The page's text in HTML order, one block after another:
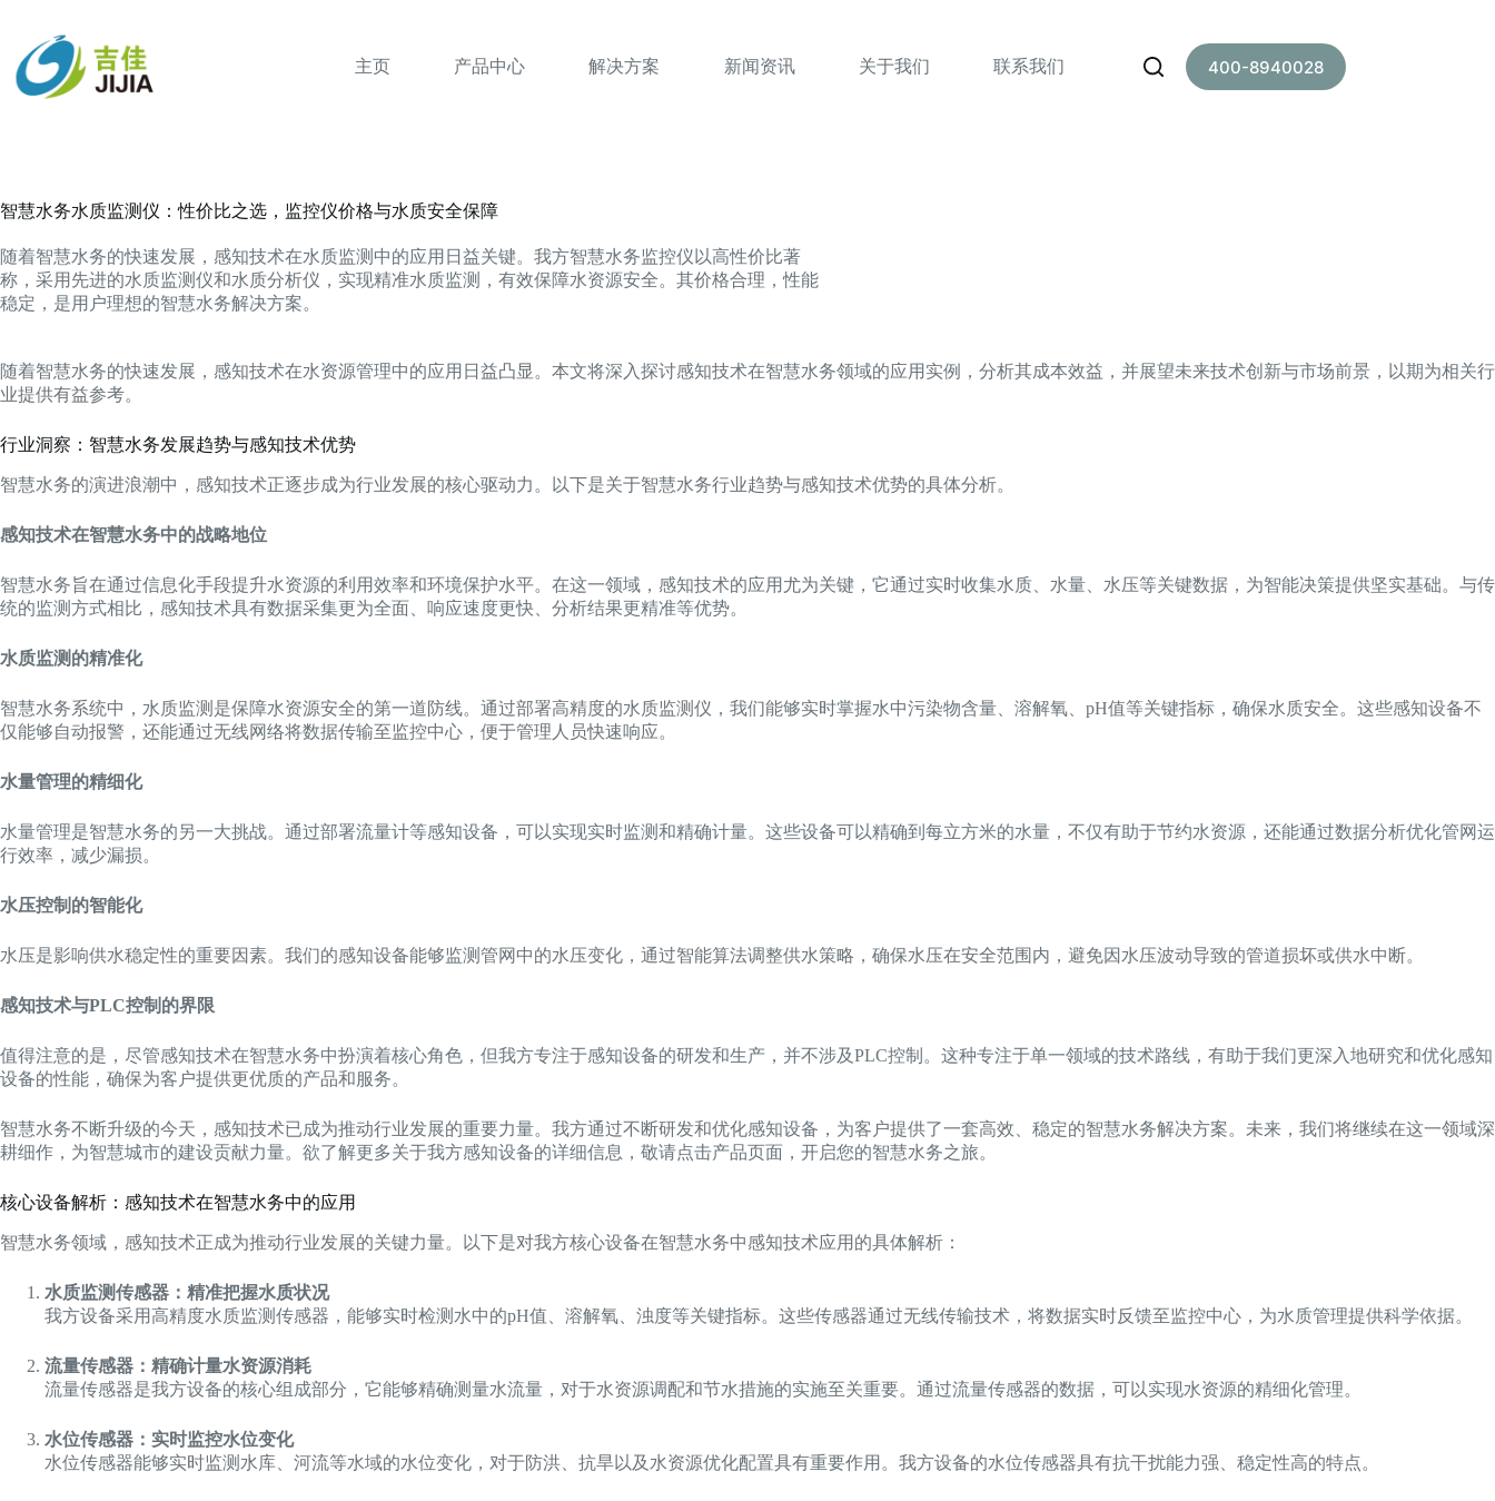
容
主页 产品中心 解决方案 新闻资讯 关于我们 联系我们 400-8940028
智慧水务水质监测仪：性价比之选，监控仪价格与水质安全保障
随着智慧水务的快速发展，感知技术在水质监测中的应用日益关键。我方智慧水务监控仪以高性价比著
称，采用先进的水质监测仪和水质分析仪，实现精准水质监测，有效保障水资源安全。其价格合理，性能
稳定，是用户理想的智慧水务解决方案。
随着智慧水务的快速发展，感知技术在水资源管理中的应用日益凸显。本文将深入探讨感知技术在智慧水务领域的应用实例，分析其成本效益，并展望未来技术创新与市场前景，以期为相关行
业提供有益参考。
行业洞察：智慧水务发展趋势与感知技术优势
智慧水务的演进浪潮中，感知技术正逐步成为行业发展的核心驱动力。以下是关于智慧水务行业趋势与感知技术优势的具体分析。
感知技术在智慧水务中的战略地位
智慧水务旨在通过信息化手段提升水资源的利用效率和环境保护水平。在这一领域，感知技术的应用尤为关键，它通过实时收集水质、水量、水压等关键数据，为智能决策提供坚实基础。与传
统的监测方式相比，感知技术具有数据采集更为全面、响应速度更快、分析结果更精准等优势。
水质监测的精准化
智慧水务系统中，水质监测是保障水资源安全的第一道防线。通过部署高精度的水质监测仪，我们能够实时掌握水中污染物含量、溶解氧、pH值等关键指标，确保水质安全。这些感知设备不
仅能够自动报警，还能通过无线网络将数据传输至监控中心，便于管理人员快速响应。
水量管理的精细化
水量管理是智慧水务的另一大挑战。通过部署流量计等感知设备，可以实现实时监测和精确计量。这些设备可以精确到每立方米的水量，不仅有助于节约水资源，还能通过数据分析优化管网运
行效率，减少漏损。
水压控制的智能化
水压是影响供水稳定性的重要因素。我们的感知设备能够监测管网中的水压变化，通过智能算法调整供水策略，确保水压在安全范围内，避免因水压波动导致的管道损坏或供水中断。
感知技术与PLC控制的界限
值得注意的是，尽管感知技术在智慧水务中扮演着核心角色，但我方专注于感知设备的研发和生产，并不涉及PLC控制。这种专注于单一领域的技术路线，有助于我们更深入地研究和优化感知
设备的性能，确保为客户提供更优质的产品和服务。
智慧水务不断升级的今天，感知技术已成为推动行业发展的重要力量。我方通过不断研发和优化感知设备，为客户提供了一套高效、稳定的智慧水务解决方案。未来，我们将继续在这一领域深
耕细作，为智慧城市的建设贡献力量。欲了解更多关于我方感知设备的详细信息，敬请点击产品页面，开启您的智慧水务之旅。
核心设备解析：感知技术在智慧水务中的应用
智慧水务领域，感知技术正成为推动行业发展的关键力量。以下是对我方核心设备在智慧水务中感知技术应用的具体解析：
水质监测传感器：精准把握水质状况
我方设备采用高精度水质监测传感器，能够实时检测水中的pH值、溶解氧、浊度等关键指标。这些传感器通过无线传输技术，将数据实时反馈至监控中心，为水质管理提供科学依据。
流量传感器：精确计量水资源消耗
流量传感器是我方设备的核心组成部分，它能够精确测量水流量，对于水资源调配和节水措施的实施至关重要。通过流量传感器的数据，可以实现水资源的精细化管理。
水位传感器：实时监控水位变化
水位传感器能够实时监测水库、河流等水域的水位变化，对于防洪、抗旱以及水资源优化配置具有重要作用。我方设备的水位传感器具有抗干扰能力强、稳定性高的特点。